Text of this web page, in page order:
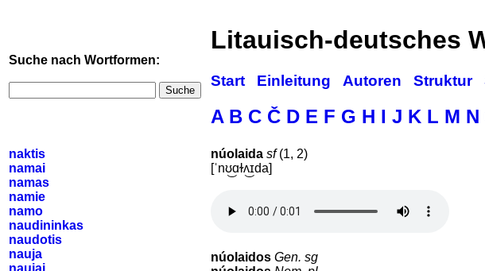
Suche nach Wortformen:
Suche
Litauisch-deutsches
Start Einleitung Autoren Struktur
A B C Č D E F G H I J K L M N
naktis
namai
namas
namie
namo
naudininkas
naudotis
nauja
naujai
núolaida sf(1, 2)
[ˈnʊ͜ɑɫʌ͜ɪda]
núolaidos Gen. sg